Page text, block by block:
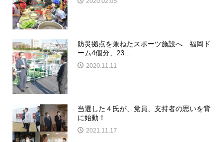
防災拠点を兼ねたスポーツ施設へ 福岡ド
ーム4個分、23...
2020.11.11
当選した４氏が、党員、支持者の思いを背
に始動！
2021.11.17